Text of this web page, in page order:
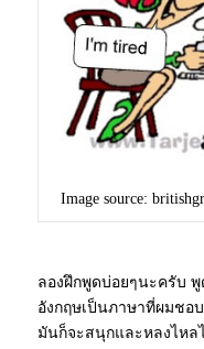
Image source:
ลองฝึกพูดบ่อยๆนะครับ พู
อังกฤษเป็นภาษาที่ผมชอ
มันก็จะสนุกและหลงไหล